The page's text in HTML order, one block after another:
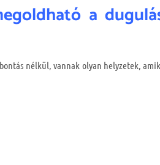
a
nélkül, vannak olyan helyzetek,